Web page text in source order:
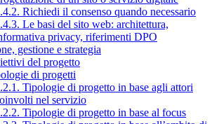
Richiedi il consenso quando necessario
Le basi del sito web: architettura,
privacy, riferimenti DPO
gestione e strategia
del progetto
di progetti
Tipologie di progetto in base agli attori
nel servizio
Tipologie di progetto in base al focus